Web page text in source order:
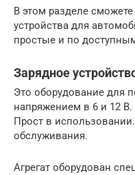
В этом разделе
устройства для
простые и по
Зарядное
Это оборудование для
напряжением в 6 и 12
Прост в
обслуживания.
Агрегат оборудован